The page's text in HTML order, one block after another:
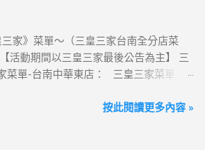
示您的手機支援 eSIM 功能。 ●不支援鎖
平板、電信業者客製機、網路分享器、
陸銷售的 iPhone手機。 【Apple】（執
15 3.iPhone 14 4.iPhone 13 5.iPhone
統口味~好評回購 注意事項 1.本優惠不得
優惠並行。商品數量以各門市實際可販
為準。 2.活動期間OPENPOINT會員需報
二代卡(含聯名卡)或OPEN錢包(含
三家》菜單～（三皇三家台南全分店菜
活動期間以三皇三家最後公告為主】 三
菜單-台南中華東店： 三皇三家菜單-台
家菜單-歸仁店： 三皇三家菜單-永康愛買
按此閱讀更多內容 »